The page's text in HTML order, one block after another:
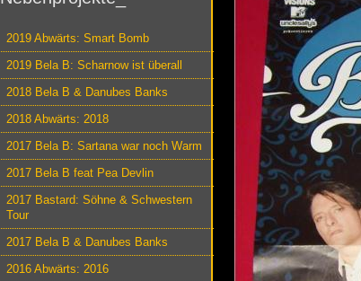
2019 Abwärts: Smart Bomb
2019 Bela B: Scharnow ist überall
2018 Bela B & Danubes Banks
2018 Abwärts: 2018
2017 Bela B: Sartana war noch Warm
2017 Bela B feat Pea Devlin
2017 Bastard: Söhne & Schwestern
Tour
2017 Bela B & Danubes Banks
2016 Abwärts: 2016